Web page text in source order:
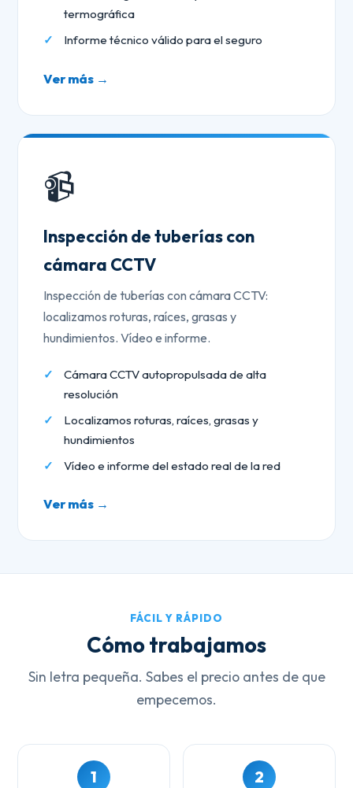
termográfica
Informe técnico válido para el seguro
Ver más →
📹
Inspección de tuberías con
cámara CCTV
Inspección de tuberías con cámara CCTV:
localizamos roturas, raíces, grasas y
hundimientos. Vídeo e informe.
Cámara CCTV autopropulsada de alta
resolución
Localizamos roturas, raíces, grasas y
hundimientos
Vídeo e informe del estado real de la red
Ver más →
FÁCIL Y RÁPIDO
Cómo trabajamos
Sin letra pequeña. Sabes el precio antes de que
empecemos.
1 2